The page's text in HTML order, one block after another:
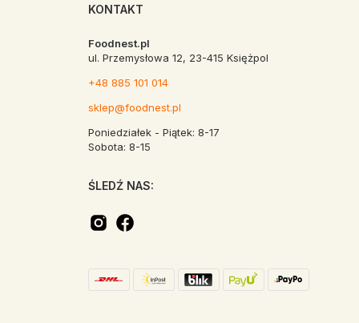
KONTAKT
Foodnest.pl
ul. Przemysłowa 12, 23-415 Księżpol
+48 885 101 014
sklep@foodnest.pl
Poniedziałek - Piątek: 8-17
Sobota: 8-15
ŚLEDŹ NAS: